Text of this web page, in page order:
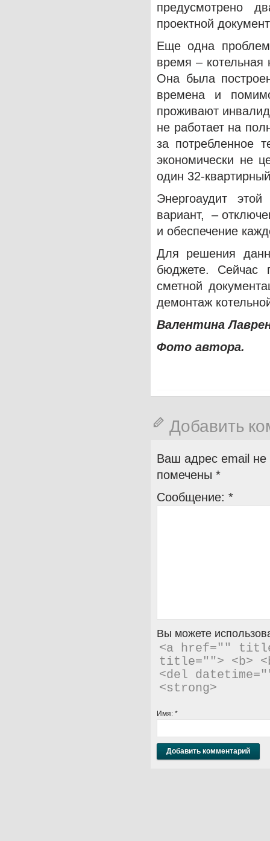
предусмотрено
проектной
Еще одна
время –
Она была
времена и
проживают
не работает на
за потребленное
экономически не
один 32-
Энергоаудит
вариант, –
и обеспечение
Для решения
бюджете. Сейчас
сметной
демонтаж
Валентина
Фото автора.
Добавить
Ваш адрес email не
помечены *
Сообщение: *
Вы можете
<a href=""
title=""> <b>
<del
<strong>
Имя: *